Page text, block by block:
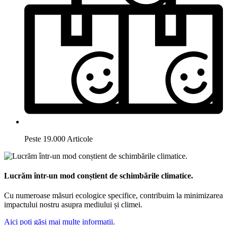
Peste 19.000 Articole
Lucrăm într-un mod conștient de schimbările climatice.
Cu numeroase măsuri ecologice specifice, contribuim la minimizarea
impactului nostru asupra mediului și climei.
Aici poți găsi mai multe informații.